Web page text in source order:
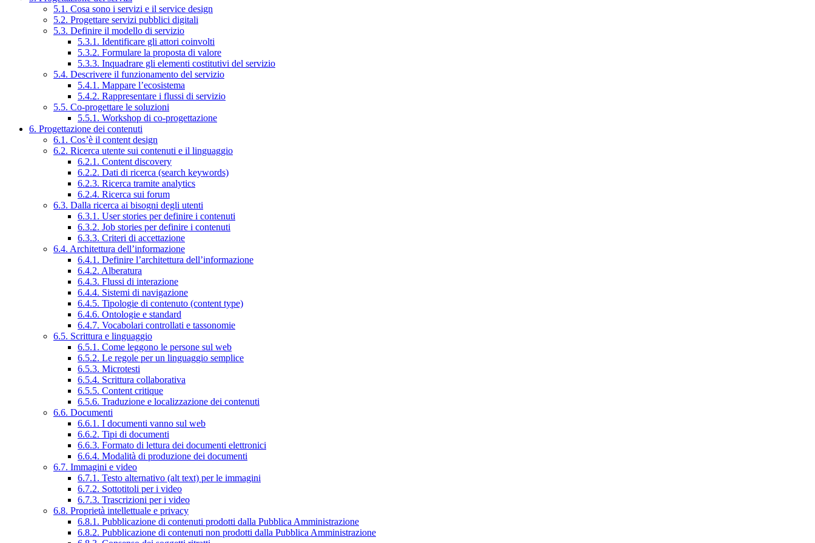
5.1. Cosa sono i servizi e il service design
5.2. Progettare servizi pubblici digitali
5.3. Definire il modello di servizio
5.3.1. Identificare gli attori coinvolti
5.3.2. Formulare la proposta di valore
5.3.3. Inquadrare gli elementi costitutivi del servizio
5.4. Descrivere il funzionamento del servizio
5.4.1. Mappare l’ecosistema
5.4.2. Rappresentare i flussi di servizio
5.5. Co-progettare le soluzioni
5.5.1. Workshop di co-progettazione
6. Progettazione dei contenuti
6.1. Cos’è il content design
6.2. Ricerca utente sui contenuti e il linguaggio
6.2.1. Content discovery
6.2.2. Dati di ricerca (search keywords)
6.2.3. Ricerca tramite analytics
6.2.4. Ricerca sui forum
6.3. Dalla ricerca ai bisogni degli utenti
6.3.1. User stories per definire i contenuti
6.3.2. Job stories per definire i contenuti
6.3.3. Criteri di accettazione
6.4. Architettura dell’informazione
6.4.1. Definire l’architettura dell’informazione
6.4.2. Alberatura
6.4.3. Flussi di interazione
6.4.4. Sistemi di navigazione
6.4.5. Tipologie di contenuto (content type)
6.4.6. Ontologie e standard
6.4.7. Vocabolari controllati e tassonomie
6.5. Scrittura e linguaggio
6.5.1. Come leggono le persone sul web
6.5.2. Le regole per un linguaggio semplice
6.5.3. Microtesti
6.5.4. Scrittura collaborativa
6.5.5. Content critique
6.5.6. Traduzione e localizzazione dei contenuti
6.6. Documenti
6.6.1. I documenti vanno sul web
6.6.2. Tipi di documenti
6.6.3. Formato di lettura dei documenti elettronici
6.6.4. Modalità di produzione dei documenti
6.7. Immagini e video
6.7.1. Testo alternativo (alt text) per le immagini
6.7.2. Sottotitoli per i video
6.7.3. Trascrizioni per i video
6.8. Proprietà intellettuale e privacy
6.8.1. Pubblicazione di contenuti prodotti dalla Pubblica Amministrazione
6.8.2. Pubblicazione di contenuti non prodotti dalla Pubblica Amministrazione